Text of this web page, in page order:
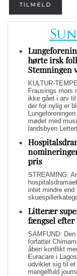
TILMELD
hørte irsk
Stemningen
KULTUR-
Frausings mors
ikke gået i arv
der for nylig er
mødet med
landsbyen
pris
STREAMING:
intet mindre end
Litterær
fængsel efter
SAMFUND:
forfatter
åben konflikt
Euracare i
udviklet sig til et
mangelfuld